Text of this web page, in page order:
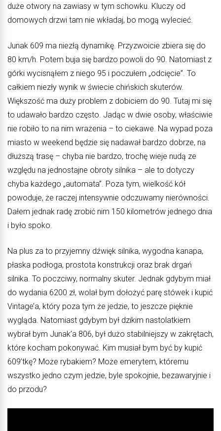
duże otwory na zawiasy w tym schowku. Kluczy od
domowych drzwi tam nie wkładaj, bo mogą wylecieć.
Junak 609 ma niezłą dynamikę. Przyzwoicie zbiera się do
80 km/h. Potem buja się bardzo powoli do 90. Natomiast z
górki wycisnąłem z niego 95 i poczułem „odcięcie”. To
całkiem niezły wynik w świecie chińskich skuterów.
Większość ma duży problem z dobiciem do 90. Tutaj mi się
to udawało bardzo często. Jadąc w dwie osoby, właściwie
nie robiło to na nim wrażenia – to ciekawe. Na wypad poza
miasto w weekend będzie się nadawał bardzo dobrze, na
dłuższą trasę – chyba nie bardzo, trochę wieje nudą ze
względu na jednostajne obroty silnika – ale to dotyczy
chyba każdego „automata”. Poza tym, wielkość kół
powoduje, że raczej intensywnie odczuwamy nierówności.
Dałem jednak radę zrobić nim 150 kilometrów jednego dnia
i było spoko.
Na plus za to przyjemny dźwięk silnika, wygodna kanapa,
płaska podłoga, prostota konstrukcji oraz brak drgań
silnika. To poczciwy, normalny skuter. Jednak gdybym miał
do wydania 6200 zł, wolał bym dołożyć parę stówek i kupić
Vintage’a, który poza tym że jedzie, to jeszcze pięknie
wygląda. Natomiast gdybym był dzikim nastolatkiem
wybrał bym Junak’a 806, był dużo stabilniejszy w zakrętach,
które kocham pokonywać. Kim musiał bym być by kupić
609’tkę? Może rybakiem? Może emerytem, któremu
wszystko jedno czym jedzie, byle spokojnie, bezawaryjnie i
do przodu?